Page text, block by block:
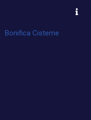
Bonifica Cisterne